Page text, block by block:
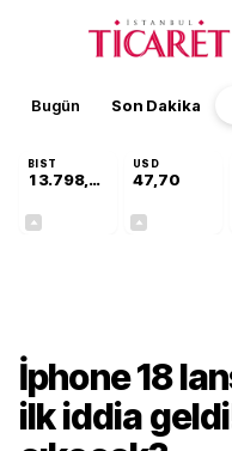
Bugün Son Dakika
BIST
13.798,82
USD
47,70
İphone 18
ilk iddia